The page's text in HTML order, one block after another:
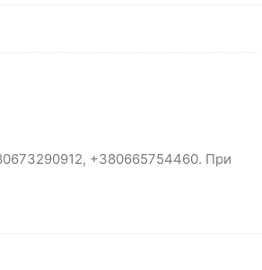
+380665754460. При